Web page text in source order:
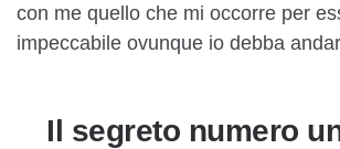
con me quello che mi occorre per
impeccabile ovunque io debba
Il segreto numero